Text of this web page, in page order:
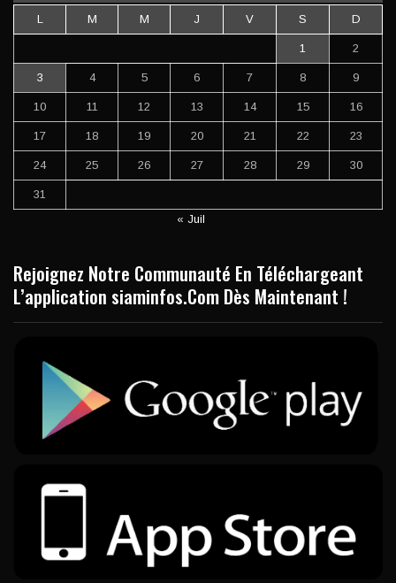
L M M J V S D
1 2
3 4 5 6 7 8 9
10 11 12 13 14 15 16
17 18 19 20 21 22 23
24 25 26 27 28 29 30
31
« Juil
Rejoignez Notre Communauté En Téléchargeant
L’application siaminfos.Com Dès Maintenant !